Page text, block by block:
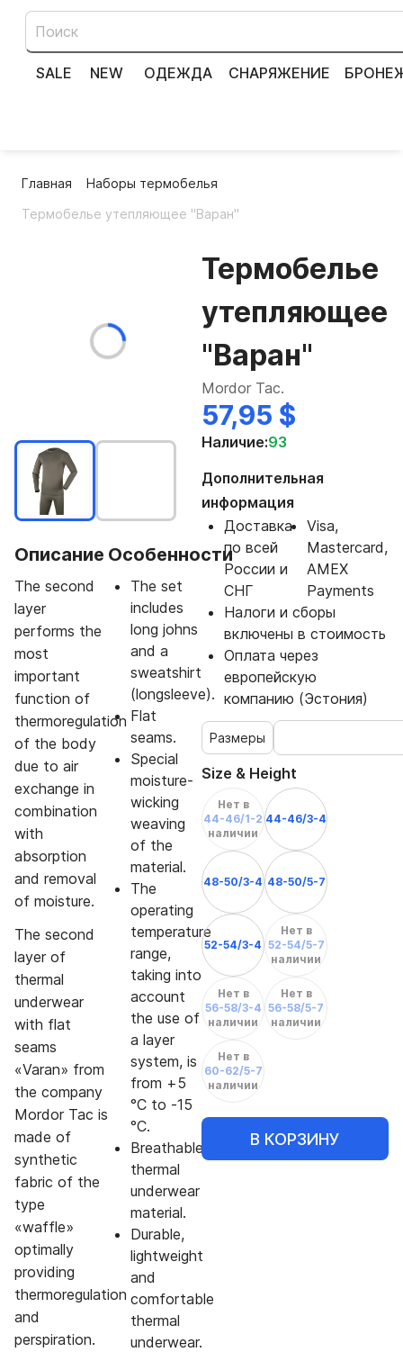
SALE NEW ОДЕЖДА СНАРЯЖЕНИЕ
Главная
Наборы термобелья
Термобелье утепляющее "Варан"
Описание
The second
layer
performs the
most
important
function of
thermoregulation
of the body
due to air
exchange in
combination
with
absorption
and removal
of moisture.
The second
layer of
thermal
underwear
with flat
seams
«Varan» from
the company
Mordor Tac is
made of
synthetic
fabric of the
type
«waffle»
optimally
providing
thermoregulation
and
perspiration.
Особенности
The set
includes
long johns
and a
sweatshirt
(longsleeve).
Flat
seams.
Special
moisture-
wicking
weaving
of the
material.
The
operating
temperature
range,
taking into
account
the use of
a layer
system, is
from +5
°C to -15
°C.
Breathable
thermal
underwear
material.
Durable,
lightweight
and
comfortable
thermal
underwear.
Термобелье
утепляющее
"Варан"
Mordor Tac.
57,95 $
Наличие:93
Дополнительная
информация
Доставка
по всей
России и
СНГ
Visa,
Mastercard,
AMEX
Payments
Налоги и сборы
включены в стоимость
Оплата через
европейскую
компанию (Эстония)
Размеры
Size & Height
44-46/1-2
Нет в
наличии
44-46/3-4
48-50/3-4 48-50/5-7
52-54/3-4 52-54/5-7
Нет в
наличии
56-58/3-4
Нет в
наличии
56-58/5-7
Нет в
наличии
60-62/5-7
Нет в
наличии
В КОРЗИНУ